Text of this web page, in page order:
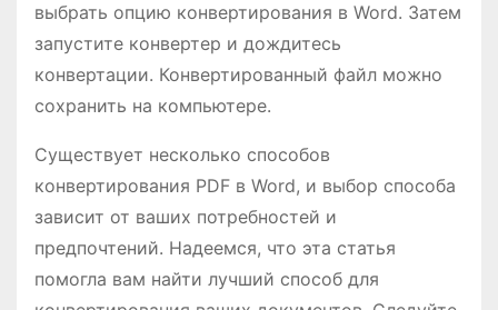
выбрать опцию конвертирования в Word. Затем
запустите конвертер и дождитесь
конвертации. Конвертированный файл можно
сохранить на компьютере.
Существует несколько способов
конвертирования PDF в Word, и выбор способа
зависит от ваших потребностей и
предпочтений. Надеемся, что эта статья
помогла вам найти лучший способ для